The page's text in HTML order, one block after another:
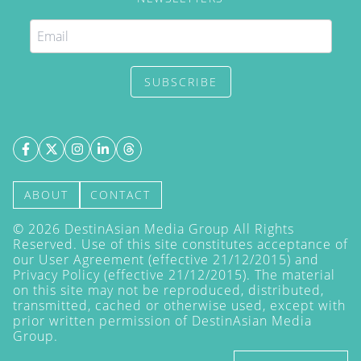
SUBSCRIBE
ABOUT CONTACT
© 2026 DestinAsian Media Group All Rights
Reserved. Use of this site constitutes acceptance of
our User Agreement (effective 21/12/2015) and
Privacy Policy (effective 21/12/2015). The material
on this site may not be reproduced, distributed,
transmitted, cached or otherwise used, except with
prior written permission of DestinAsian Media
Group.